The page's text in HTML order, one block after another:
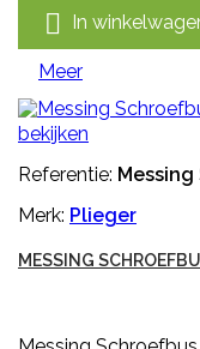
 In
Meer
bekijken
Referentie:
Merk: Plieger
MESSING